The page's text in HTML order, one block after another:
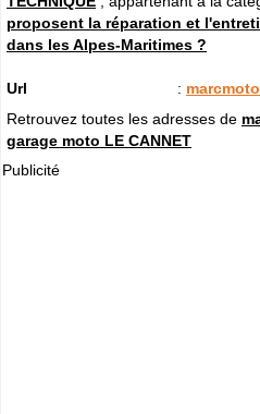
proposent la réparation et
dans les Alpes-Maritimes ?
Url :
Retrouvez toutes les adresses de
garage moto LE CANNET
Publicité